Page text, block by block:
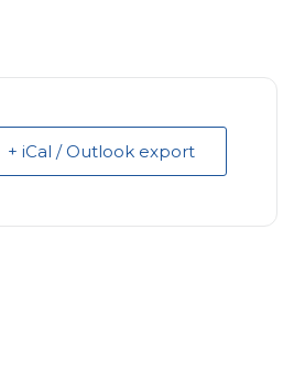
+ iCal / Outlook export